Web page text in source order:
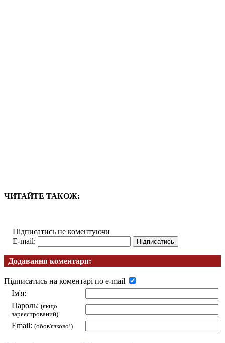
ЧИТАЙТЕ ТАКОЖ:
Підписатись не коментуючи
E-mail:
Додавання коментаря:
Підписатись на коментарі по e-mail
Ім'я:
Пароль: (якщо
зареєстрований)
Email: (обов'язково!)